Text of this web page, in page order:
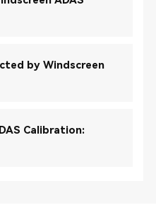
by Windscreen
Calibration: